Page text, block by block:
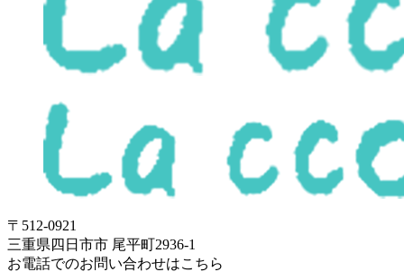
〒512-0921
三重県四日市市 尾平町2936-1
お電話でのお問い合わせはこちら